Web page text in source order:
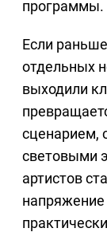
программы.
Если
отдельных
выходили
сценарием,
световыми
артистов
напряжение